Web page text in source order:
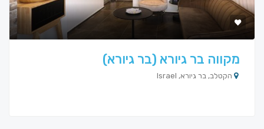
מקווה בר גיורא (בר גיורא)
הקטלב, בר גיורא, Israel